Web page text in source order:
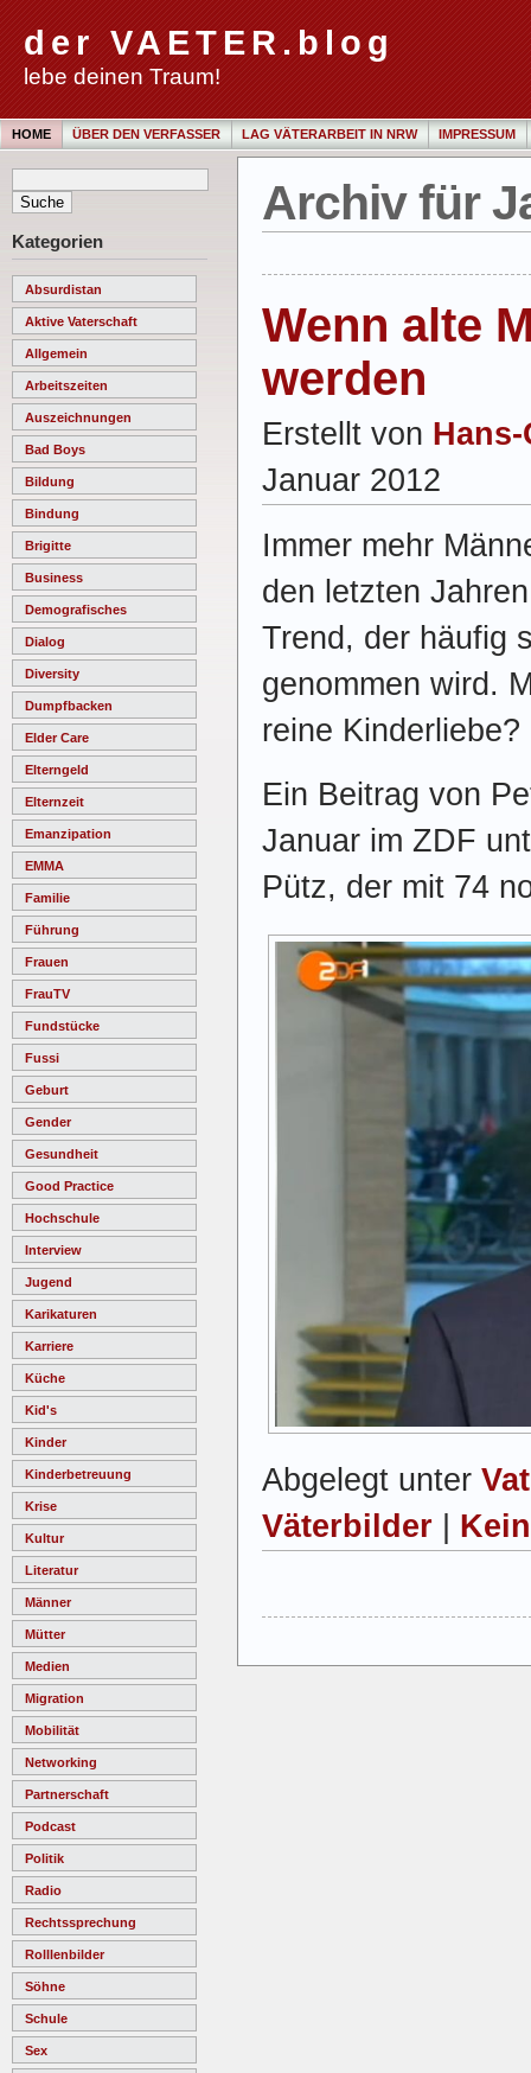
der VAETER.blog
lebe deinen Traum!
HOME ÜBER DEN VERFASSER LAG VÄTERARBEIT IN NRW IMPRESSUM
Kategorien
Absurdistan
Aktive Vaterschaft
Allgemein
Arbeitszeiten
Auszeichnungen
Bad Boys
Bildung
Bindung
Brigitte
Business
Demografisches
Dialog
Diversity
Dumpfbacken
Elder Care
Elterngeld
Elternzeit
Emanzipation
EMMA
Familie
Führung
Frauen
FrauTV
Fundstücke
Fussi
Geburt
Gender
Gesundheit
Good Practice
Hochschule
Interview
Jugend
Karikaturen
Karriere
Küche
Kid's
Kinder
Kinderbetreuung
Krise
Kultur
Literatur
Männer
Mütter
Medien
Migration
Mobilität
Networking
Partnerschaft
Podcast
Politik
Radio
Rechtssprechung
Rolllenbilder
Söhne
Schule
Sex
Archiv für
Wenn alte
werden
Erstellt von
Januar 2012
Immer mehr
den letzten
Trend, der häufig
genommen wird.
reine Kinderliebe?
Ein Beitrag von
Januar im ZDF
Pütz, der mit 74
Abgelegt unter
Väterbilder